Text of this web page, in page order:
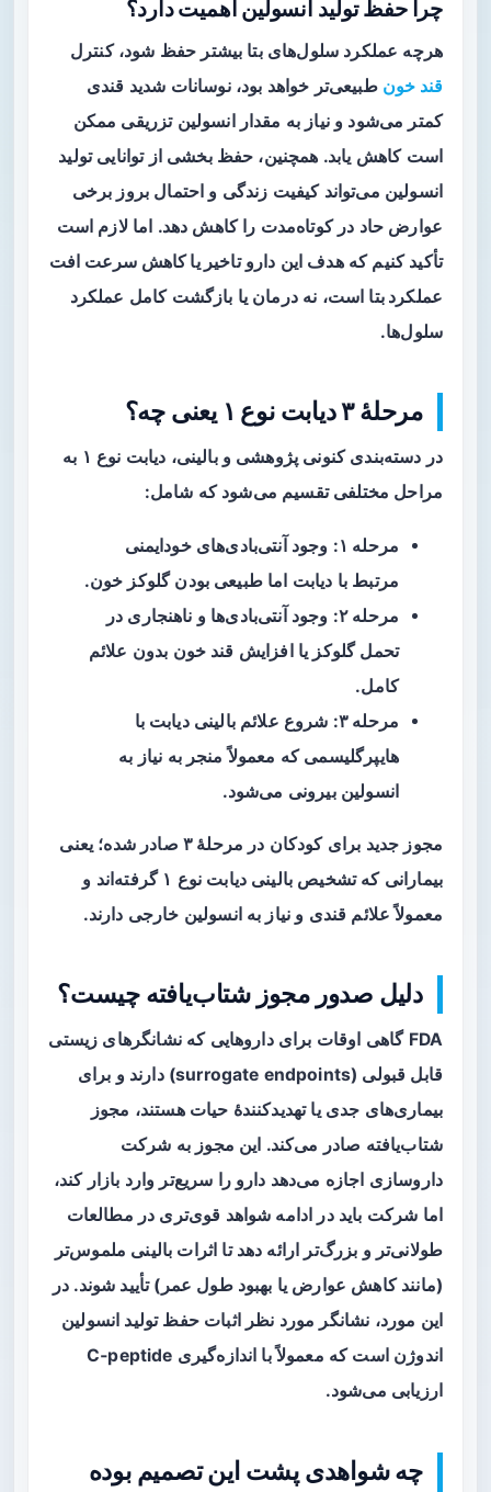
چرا حفظ تولید انسولین اهمیت دارد؟
هرچه عملکرد سلول‌های بتا بیشتر حفظ شود، کنترل
قند خون طبیعی‌تر خواهد بود، نوسانات شدید قندی
کمتر می‌شود و نیاز به مقدار انسولین تزریقی ممکن
است کاهش یابد. همچنین، حفظ بخشی از توانایی تولید
انسولین می‌تواند کیفیت زندگی و احتمال بروز برخی
عوارض حاد در کوتاه‌مدت را کاهش دهد. اما لازم است
تأکید کنیم که هدف این داروتاخیر یا کاهش سرعت افت
عملکرد بتا است، نه درمان یا بازگشت کامل عملکرد
سلول‌ها.
مرحلهٔ ۳ دیابت نوع ۱ یعنی چه؟
در دسته‌بندی کنونی پژوهشی و بالینی، دیابت نوع ۱ به
مراحل مختلفی تقسیم می‌شود که شامل:
مرحله ۱
: وجود آنتی‌بادی‌های خودایمنی
مرتبط با دیابت اما طبیعی بودن گلوکز خون.
مرحله ۲
: وجود آنتی‌بادی‌ها و ناهنجاری در
تحمل گلوکز یا افزایش قند خون بدون علائم
کامل.
مرحله ۳
: شروع علائم بالینی دیابت با
هایپرگلیسمی که معمولاً منجر به نیاز به
انسولین بیرونی می‌شود.
مجوز جدید برای کودکان در مرحلهٔ ۳
صادر شده؛ یعنی
بیمارانی که تشخیص بالینی دیابت نوع ۱ گرفته‌اند و
معمولاً علائم قندی و نیاز به انسولین خارجی دارند.
دلیل صدور مجوز شتاب‌یافته چیست؟
FDA گاهی اوقات برای داروهایی که نشانگرهای زیستی
قابل قبولی (surrogate endpoints) دارند و برای
بیماری‌های جدی یا تهدیدکنندهٔ حیات هستند، مجوز
شتاب‌یافته صادر می‌کند. این مجوز به شرکت
داروسازی اجازه می‌دهد دارو را سریع‌تر وارد بازار کند،
اما شرکت باید در ادامه شواهد قوی‌تری در مطالعات
طولانی‌تر و بزرگ‌تر ارائه دهد تا اثرات بالینی ملموس‌تر
(مانند کاهش عوارض یا بهبود طول عمر) تأیید شوند. در
این مورد، نشانگر مورد نظر اثبات حفظ تولید انسولین
اندوژن است که معمولاً با اندازه‌گیری C‑peptide
ارزیابی می‌شود.
چه شواهدی پشت این تصمیم بوده